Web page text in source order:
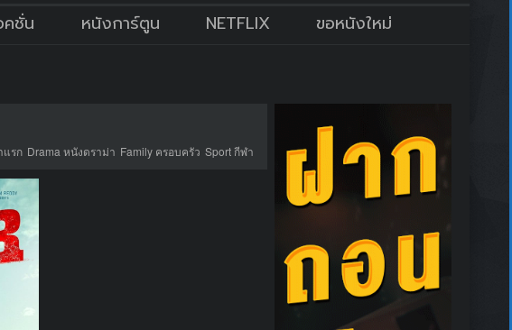
ชั่น หนังการ์ตูน NETFLIX ขอหนังใหม่
รก Drama หนังดราม่า Family ครอบครัว Sport กีฬา